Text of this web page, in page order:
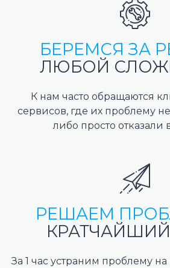
БЕРЕМСЯ ЗА
ЛЮБОЙ
К нам часто обращаются
сервисов, где их проблему
либо просто отказали
РЕШАЕМ
За 1 час устраним проблему на